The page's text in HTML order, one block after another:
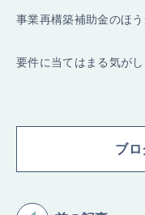
事業再構築補助金のほ
要件に当てはまる気がし
ブロ